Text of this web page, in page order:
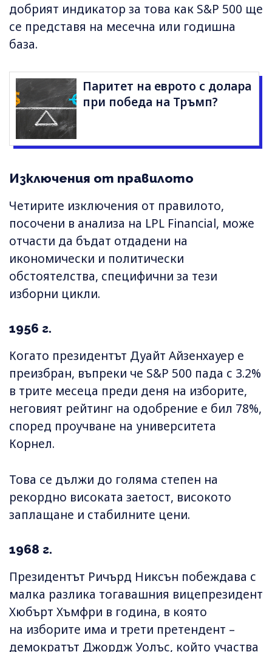
добрият индикатор за това как S&P 500 ще
се представя на месечна или годишна
база.
Паритет на еврото с долара
при победа на Тръмп?
Изключения от правилото
Четирите изключения от правилото,
посочени в анализа на LPL Financial, може
отчасти да бъдат отдадени на
икономически и политически
обстоятелства, специфични за тези
изборни цикли.
1956 г.
Когато президентът Дуайт Айзенхауер е
преизбран, въпреки че S&P 500 пада с 3.2%
в трите месеца преди деня на изборите,
неговият рейтинг на одобрение е бил 78%,
според проучване на университета
Корнел.
Това се дължи до голяма степен на
рекордно високата заетост, високото
заплащане и стабилните цени.
1968 г.
Президентът Ричърд Никсън побеждава с
малка разлика тогавашния вицепрезидент
Хюбърт Хъмфри в година, в която
на изборите има и трети претендент –
демократът Джордж Уолъс, който участва